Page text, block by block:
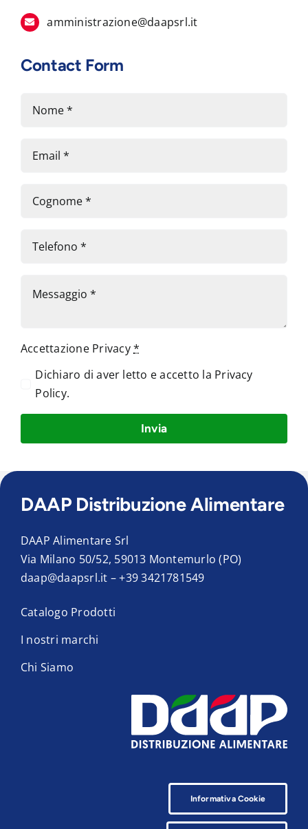
amministrazione@daapsrl.it
Contact Form
Accettazione Privacy*
Dichiaro di aver letto e accetto la Privacy
Policy.
Invia
DAAP Distribuzione Alimentare
DAAP Alimentare Srl
Via Milano 50/52, 59013 Montemurlo (PO)
daap@daapsrl.it –+39 3421781549
Catalogo Prodotti
I nostri marchi
Chi Siamo
Informativa Cookie